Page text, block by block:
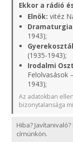
Ekkor a rádió
Elnök: vitéz
1943);
(1935-1943);
Irodalmi
Felolvasások
1943);
Az adatokban
bizonytalansága
Hiba?
címünkön.